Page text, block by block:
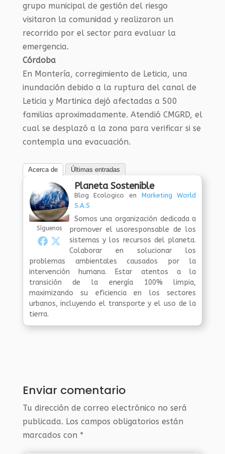
grupo municipal de gestión del riesgo
visitaron la comunidad y realizaron un
recorrido por el sector para evaluar la
emergencia.
Córdoba
En Montería, corregimiento de Leticia, una
inundación debido a la ruptura del canal de
Leticia y Martinica dejó afectadas a 500
familias aproximadamente. Atendió CMGRD, el
cual se desplazó a la zona para verificar si se
contempla una evacuación.
Acerca de Últimas entradas
Síguenos
Planeta Sostenible
Blog Ecologico en Marketing World
S.A.S
Somos una organización dedicada a
promover el usoresponsable de los
sistemas y los recursos del planeta.
Colaborar en solucionar los
problemas ambientales causados por la
intervención humana. Estar atentos a la
transición de la energía 100% limpia,
maximizando su eficiencia en los sectores
urbanos, incluyendo el transporte y el uso de la
tierra.
Enviar comentario
Tu dirección de correo electrónico no será
publicada. Los campos obligatorios están
marcados con *